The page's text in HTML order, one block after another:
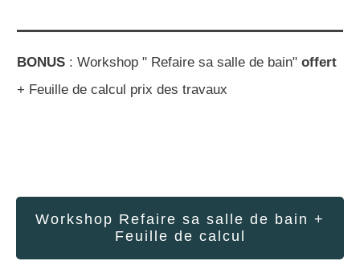
BONUS : Workshop " Refaire sa salle de bain" offert
+ Feuille de calcul prix des travaux
Workshop Refaire sa salle de bain +
Feuille de calcul